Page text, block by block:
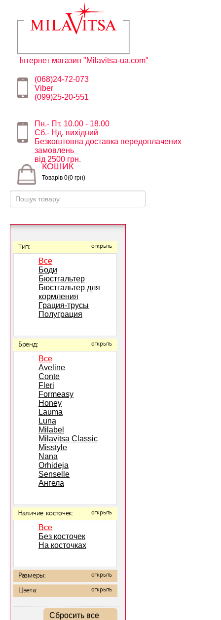
Інтернет магазин "Milavitsa-ua.com"
(068)24-72-073
Viber
(099)25-20-551
Пн.- Пт. 10.00 - 18.00
Сб.- Нд. вихідний
Безкоштовна доставка передоплачених
замовлень
від 2500 грн.
КОШИК
Товарів 0(0 грн)
Тип: открыть
Все
Боди
Бюстгальтер
Бюстгальтер для
кормления
Грация-трусы
Полуграция
Бренд: открыть
Все
Aveline
Conte
Fleri
Formeasy
Honey
Lauma
Luna
Milabel
Milavitsa Classic
Misstyle
Nana
Orhideja
Senselle
Ангела
Наличие косточек: открыть
Все
Без косточек
На косточках
Размеры: открыть
Цвета: открыть
Сбросить все